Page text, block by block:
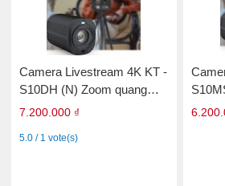
Camera Livestream 4K KT -
S10DH (N) Zoom quang
20X - Katovison
7.200.000 ₫
5.0 / 1 vote(s)